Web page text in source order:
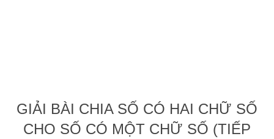
GIẢI BÀI CHIA SỐ CÓ HAI CHỮ SỐ
CHO SỐ CÓ MỘT CHỮ SỐ (TIẾP